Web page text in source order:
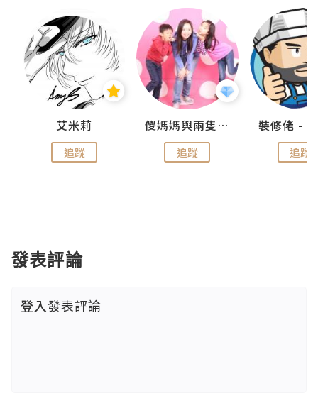
艾米莉
追蹤
儍媽媽與兩隻小魔怪之家
追蹤 追蹤
發表評論
登入發表評論